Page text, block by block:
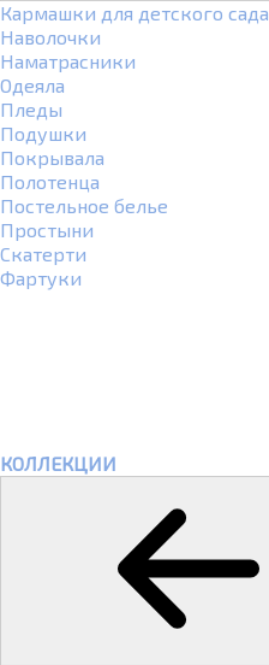
Кармашки для детского сада
Наволочки
Наматрасники
Одеяла
Пледы
Подушки
Покрывала
Полотенца
Постельное белье
Простыни
Скатерти
Фартуки
КОЛЛЕКЦИИ